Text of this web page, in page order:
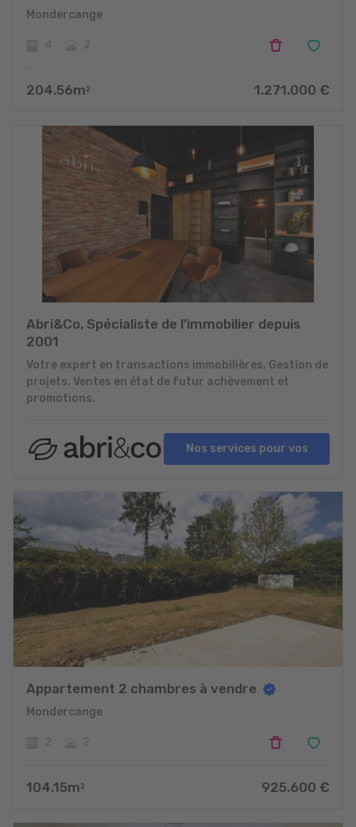
Mondercange
204.56m 2 1.271.000 €
Abri&Co, Spécialiste de l’immobilier depuis
2001
Votre expert en transactions immobilières, Gestion de
projets, Ventes en état de futur achèvement et
promotions.
Nos services pour vos
Appartement 2 chambres à vendre
Mondercange
104.15m 2 925.600 €